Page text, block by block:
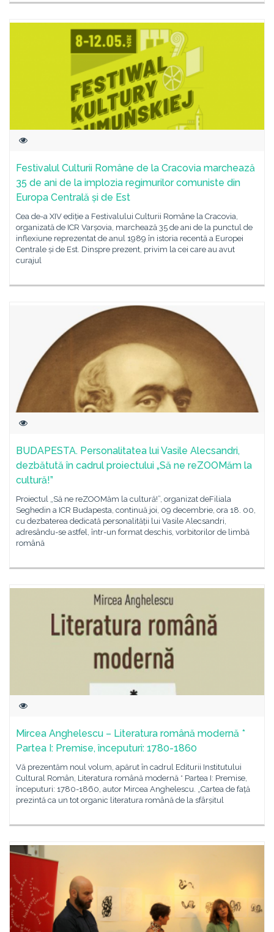
Festivalul Culturii Române de la Cracovia marchează
35 de ani de la implozia regimurilor comuniste din
Europa Centrală și de Est
Cea de-a XIV ediție a Festivalului Culturii Române la Cracovia,
organizată de ICR Varșovia, marchează 35 de ani de la punctul de
inflexiune reprezentat de anul 1989 în istoria recentă a Europei
Centrale și de Est. Dinspre prezent, privim la cei care au avut
curajul
BUDAPESTA. Personalitatea lui Vasile Alecsandri,
dezbătută în cadrul proiectului „Să ne reZOOMăm la
cultură!”
Proiectul „Să ne reZOOMăm la cultură!”, organizat deFiliala
Seghedin a ICR Budapesta, continuă joi, 09 decembrie, ora 18. 00,
cu dezbaterea dedicată personalității lui Vasile Alecsandri,
adresându-se astfel, într-un format deschis, vorbitorilor de limbă
română
Mircea Anghelescu – Literatura română modernă *
Partea I: Premise, începuturi: 1780-1860
Vă prezentăm noul volum, apărut în cadrul Editurii Institutului
Cultural Român, Literatura română modernă * Partea I: Premise,
începuturi: 1780-1860, autor Mircea Anghelescu. „Cartea de față
prezintă ca un tot organic literatura română de la sfârșitul